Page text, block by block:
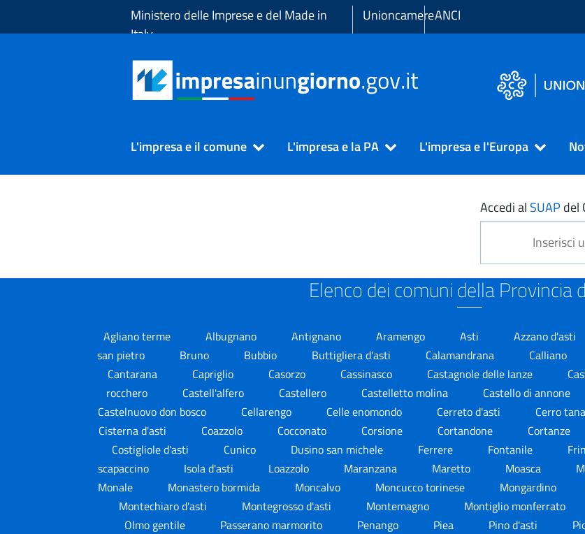
Ministero delle Imprese e del Made in
Italy
UnioncamereANCI
L'impresa e il comune L'impresa e la PA L'impresa e l'Europa
Accedi al SUAP del
Elenco dei comuni della Provincia
Agliano terme Albugnano Antignano Aramengo Asti Azzano d'asti
san pietro
Bruno Bubbio Buttigliera d'asti Calamandrana Calliano
Cantarana
Capriglio Casorzo Cassinasco Castagnole delle lanze
rocchero
Castell'alfero Castellero Castelletto molina Castello di annone
Castelnuovo don bosco
Cellarengo Celle enomondo Cerreto d'asti Cerro
Cisterna d'asti
Coazzolo Cocconato Corsione Cortandone Cortanze
Costigliole d'asti
Cunico Dusino san michele Ferrere Fontanile
scapaccino
Isola d'asti Loazzolo Maranzana Maretto Moasca
Monale
Monastero bormida Moncalvo Moncucco torinese Mongardino
Montechiaro d'asti
Montegrosso d'asti Montemagno Montiglio monferrato
Olmo gentile
Passerano marmorito Penango Piea Pino d'asti